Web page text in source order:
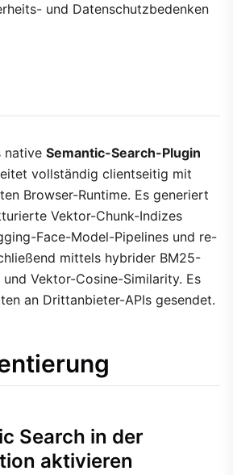
und Datenschutzbedenken
native Semantic-Search-Plugin
vollständig clientseitig mit
Browser-Runtime. Es generiert
Vektor-Chunk-Indizes
Face-Model-Pipelines und re-
mittels hybrider BM25-
Vektor-Cosine-Similarity. Es
an Drittanbieter-APIs gesendet.
Search in der
aktivieren